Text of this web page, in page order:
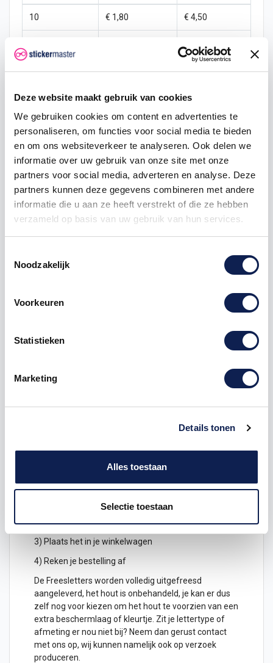
Deze website maakt gebruik van cookies
We gebruiken cookies om content en advertenties te
personaliseren, om functies voor social media te bieden
en om ons websiteverkeer te analyseren. Ook delen we
informatie over uw gebruik van onze site met onze
partners voor social media, adverteren en analyse. Deze
partners kunnen deze gegevens combineren met andere
informatie die u aan ze heeft verstrekt of die ze hebben
verzameld op basis van uw gebruik van hun services.
Noodzakelijk
Voorkeuren
Statistieken
Marketing
Details tonen
Alles toestaan
Selectie toestaan
10 € 1,80 € 4,50
50 € 1,35 € 45,00
100 € 1,24 € 101,25
200 € 1,13 € 225,00
500 € 0,90 € 675,00
€ 0,68
Houten Freesletter R Bebas Neue
De freesletter R is te bestellen vanaf een hoogte van
is altijd 8mm. MDF hout is voor binnen een perfecte
hoogte in cm
2) Hoeveel freesletters wil je ontvangen? geef het
aantal letters aan
3) Plaats het in je winkelwagen
4) Reken je bestelling af
De Freesletters worden volledig uitgefreesd
aangeleverd, het hout is onbehandeld, je kan er dus
zelf nog voor kiezen om het hout te voorzien van een
extra beschermlaag of kleurtje. Zit je lettertype of
afmeting er nou niet bij? Neem dan gerust contact
met ons op, wij kunnen namelijk ook op verzoek
produceren.